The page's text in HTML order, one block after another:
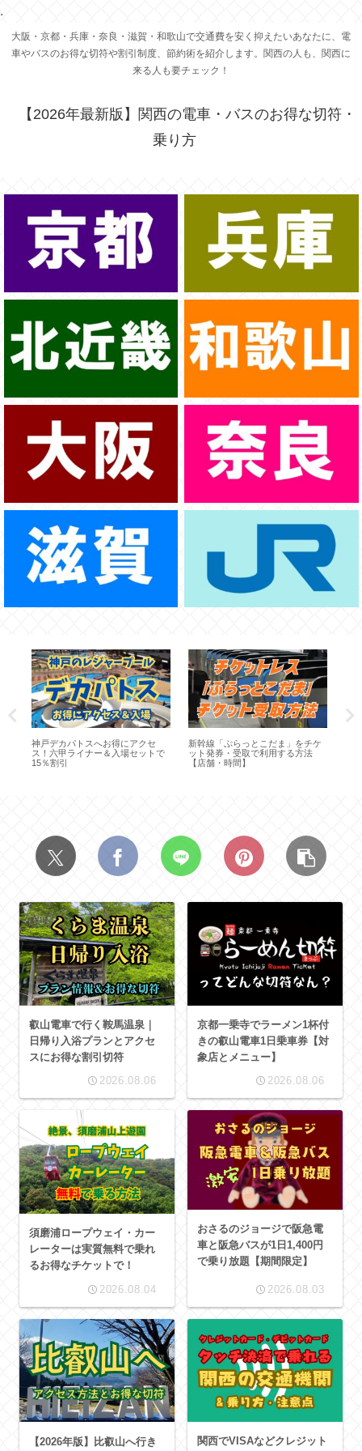
.
大阪・京都・兵庫・奈良・滋賀・和歌山で交通費を安く抑えたいあなたに、電
車やバスのお得な切符や割引制度、節約術を紹介します。関西の人も、関西に
来る人も要チェック！
【2026年最新版】関西の電車・バスのお得な切符・
乗り方
神戸デカパトスへお得にアクセ
ス！六甲ライナー＆入場セットで
15％割引
新幹線「ぷらっとこだま」をチケ
ット発券・受取で利用する方法
【店舗・時間】
叡山電車で行く鞍馬温泉｜
日帰り入浴プランとアクセ
スにお得な割引切符
2026.08.06
京都一乗寺でラーメン1杯付
きの叡山電車1日乗車券【対
象店とメニュー】
2026.08.06
須磨浦ロープウェイ・カー
レーターは実質無料で乗れ
るお得なチケットで！
2026.08.04
おさるのジョージで阪急電
車と阪急バスが1日1,400円
で乗り放題【期間限定】
2026.08.03
【2026年版】比叡山へ行き 関西でVISAなどクレジット